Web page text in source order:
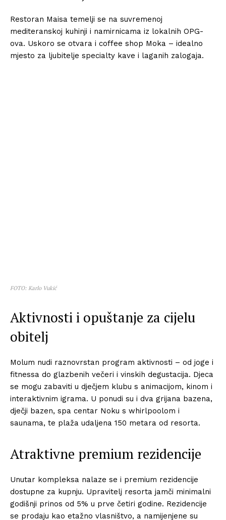
Restoran Maisa temelji se na suvremenoj
mediteranskoj kuhinji i namirnicama iz lokalnih OPG-
ova. Uskoro se otvara i coffee shop Moka – idealno
mjesto za ljubitelje specialty kave i laganih zalogaja.
FOTO: Karlo Vukić
Aktivnosti i opuštanje za cijelu
obitelj
Molum nudi raznovrstan program aktivnosti – od joge i
fitnessa do glazbenih večeri i vinskih degustacija. Djeca
se mogu zabaviti u dječjem klubu s animacijom, kinom i
interaktivnim igrama. U ponudi su i dva grijana bazena,
dječji bazen, spa centar Noku s whirlpoolom i
saunama, te plaža udaljena 150 metara od resorta.
Atraktivne premium rezidencije
Unutar kompleksa nalaze se i premium rezidencije
dostupne za kupnju. Upravitelj resorta jamči minimalni
godišnji prinos od 5% u prve četiri godine. Rezidencije
se prodaju kao etažno vlasništvo, a namijenjene su